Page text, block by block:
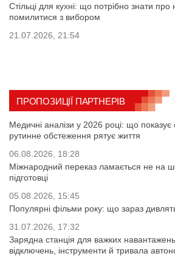
Стільці для кухні: що потрібно знати
помилитися з вибором
21.07.2026, 21:54
ПРОПОЗИЦІЇ ПАРТНЕРІВ
Медичні аналізи у 2026 році: що показує
рутинне обстеження рятує життя
06.08.2026, 18:28
Міжнародний переказ ламається не на
підготовці
05.08.2026, 15:45
Популярні фільми року: що зараз
31.07.2026, 17:32
Зарядна станція для важких
відключень, інструменти й тривала